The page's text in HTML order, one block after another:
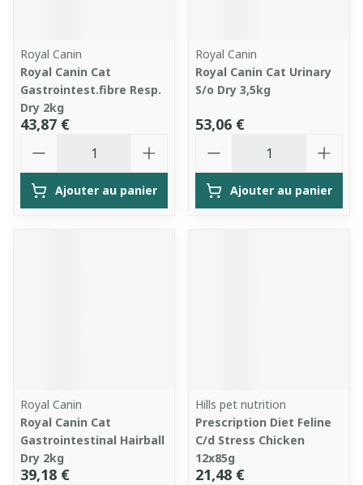
Royal Canin
Royal Canin Cat
Gastrointest.fibre Resp.
Dry 2kg
43,87 €
Ajouter au panier
Royal Canin
Royal Canin Cat Urinary
S/o Dry 3,5kg
53,06 €
Ajouter au panier
Royal Canin
Royal Canin Cat
Gastrointestinal Hairball
Dry 2kg
39,18 €
Hills pet nutrition
Prescription Diet Feline
C/d Stress Chicken
12x85g
21,48 €